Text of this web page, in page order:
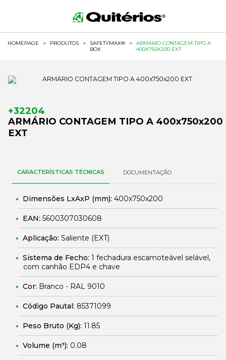
HOMEPAGE > PRODUTOS >
SAFETYMAX®
BOX
>
ARMÁRIO CONTAGEM TIPO A
400X750X200 EXT
+32204
ARMÁRIO CONTAGEM TIPO A 400x750x200
EXT
CARACTERÍSTICAS TÉCNICAS DOCUMENTAÇÃO
Dimensões LxAxP (mm): 400x750x200
EAN: 5600307030608
Aplicação: Saliente (EXT)
Sistema de Fecho: 1 fechadura escamoteável selável,
com canhão EDP4 e chave
Cor: Branco - RAL 9010
Código Pautal: 85371099
Peso Bruto (Kg): 11.85
Volume (m³): 0.08